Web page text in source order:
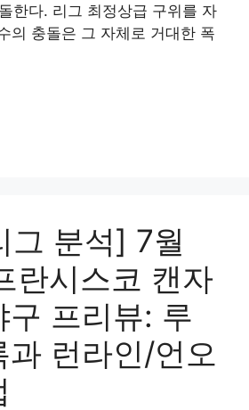
한다. 리그 최정상급 구위를 자
의 충돌은 그 자체로 거대한 폭
그 분석] 7월
란시스코 캔자
구 프리뷰: 루
과 런라인/언오